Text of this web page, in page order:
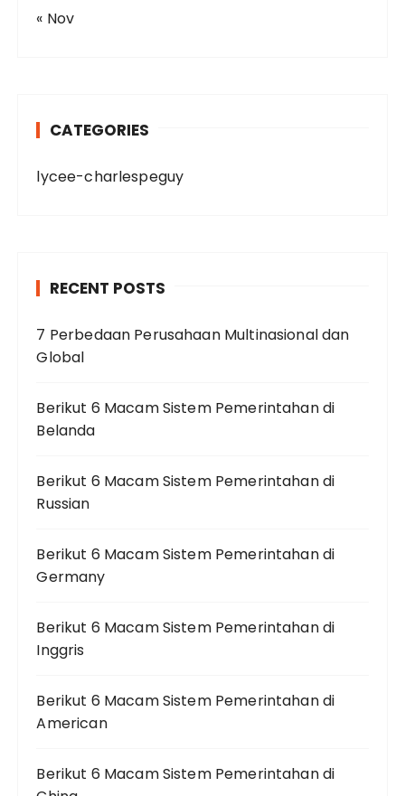
« Nov
CATEGORIES
lycee-charlespeguy
RECENT POSTS
7 Perbedaan Perusahaan Multinasional dan
Global
Berikut 6 Macam Sistem Pemerintahan di
Belanda
Berikut 6 Macam Sistem Pemerintahan di
Russian
Berikut 6 Macam Sistem Pemerintahan di
Germany
Berikut 6 Macam Sistem Pemerintahan di
Inggris
Berikut 6 Macam Sistem Pemerintahan di
American
Berikut 6 Macam Sistem Pemerintahan di